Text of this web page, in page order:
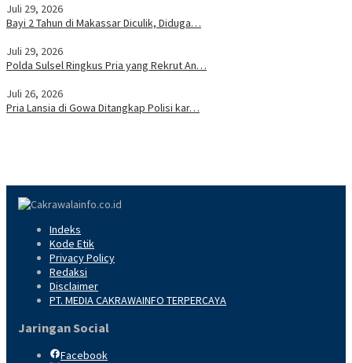
Juli 29, 2026
Bayi 2 Tahun di Makassar Diculik, Diduga…
Juli 29, 2026
Polda Sulsel Ringkus Pria yang Rekrut An…
Juli 26, 2026
Pria Lansia di Gowa Ditangkap Polisi kar…
Indeks
Kode Etik
Privacy Policy
Redaksi
Disclaimer
PT. MEDIA CAKRAWAINFO TERPERCAYA
Jaringan Social
Facebook